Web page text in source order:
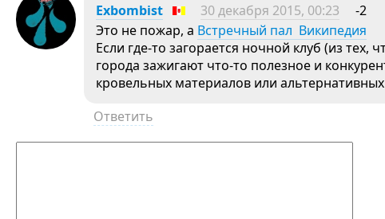
Exbombist 30 декабря 2015, 00:23
-2
Это не пожар, а Встречный пал Википедия
Если где-то загорается ночной клуб (из тех,
города зажигают что-то полезное и
кровельных материалов или
Ответить